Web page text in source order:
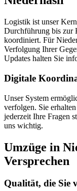
Logistik ist unser
Durchführung bis zur
koordiniert. Für
Verfolgung Ihrer
Updates halten Sie
Digitale
Unser System
verfolgen. Sie
jederzeit Ihre Fragen
uns wichtig.
Umzüge in
Versprechen
Qualität, die Sie